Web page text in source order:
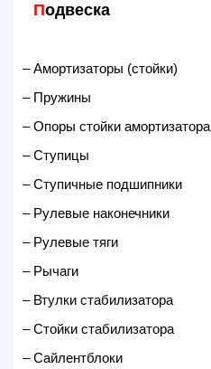
Подвеска
– Амортизаторы (стойки)
– Пружины
– Опоры стойки амортизатора
– Ступицы
– Ступичные подшипники
– Рулевые наконечники
– Рулевые тяги
– Рычаги
– Втулки стабилизатора
– Стойки стабилизатора
– Сайлентблоки